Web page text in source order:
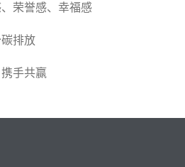
荣誉感、幸福感
排放
手共赢